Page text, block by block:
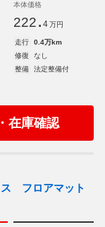
本体価格
222. 4 万円
走行
0.4万km
修復
なし
整備
法定整備付
在庫確認
ス フロアマット